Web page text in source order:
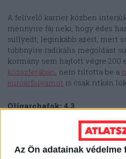
Az Ön adatainak
A felívelő karrier közben
mennyire fáj neki, hogy édes
süllyedt, leginkább azért, mert
többnyire radikális megoldást
kormány sem hajtott végre 200
közszférában, nem tiltotta be a
euróárfolyamot is csak ritkán
Oligarchafok: 4,3
– politikai befolyás: 4